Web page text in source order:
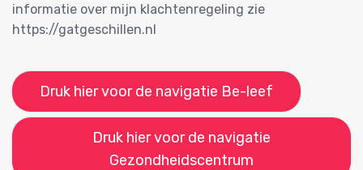
informatie over mijn klachtenregeling zie
https://gatgeschillen.nl
Druk hier voor de navigatie Be-leef
Druk hier voor de navigatie
Gezondheidscentrum